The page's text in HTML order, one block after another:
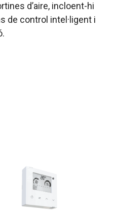
d’aire, incloent-hi
de control intel·ligent i